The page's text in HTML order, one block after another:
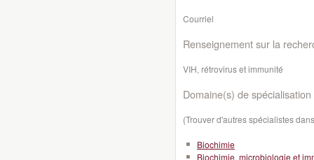
Courriel
Renseignement sur la
VIH, rétrovirus et immunité
Domaine(s) de spécialisation
(Trouver d'autres spécialistes
Biochimie
Biochimie, microbiologie et